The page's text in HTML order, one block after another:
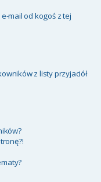
mail od kogoś z tej
z listy przyjaciół